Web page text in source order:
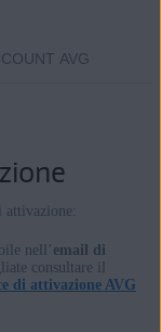
AVG
nell’ email di
consultare il
di attivazione AVG